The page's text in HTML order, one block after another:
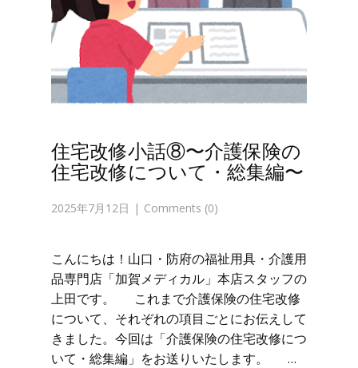
住宅改修小話⑧〜介護保険の
住宅改修について・総集編〜
2025年7月12日 Comments (0)
こんにちは！山口・防府の福祉用具・介護用
品専門店「加賀メディカル」本店スタッフの
上田です。 これまで介護保険の住宅改修
について、それぞれの項目ごとにお伝えして
きました。今回は「介護保険の住宅改修につ
いて・総集編」をお送りいたします。 …